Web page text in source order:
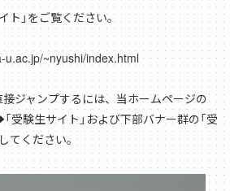
」をご覧ください。
~nyushi/index.html
ジャンプするには、当ホームページの
受験生サイト」および下部バナー群の「受
てください。